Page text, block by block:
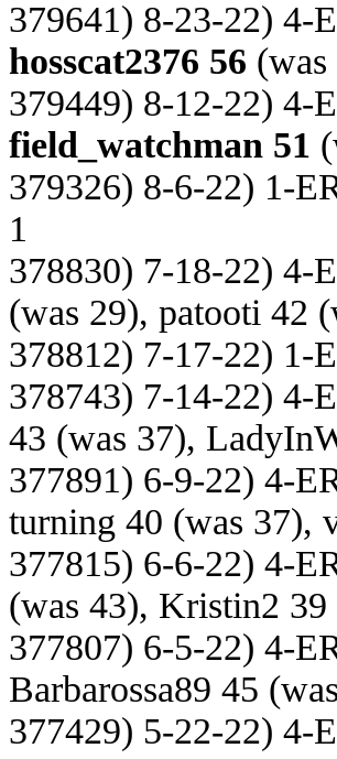
379641) 8-23-22)
hosscat2376 56
379449) 8-12-22)
field_watchman 51
379326) 8-6-22) 1-
1
378830) 7-18-22)
(was 29), patooti 42
378812) 7-17-22)
378743) 7-14-22)
43 (was 37),
377891) 6-9-22) 4-
turning 40 (was 37),
377815) 6-6-22) 4-
(was 43), Kristin2 39
377807) 6-5-22) 4-
Barbarossa89 45
377429) 5-22-22)